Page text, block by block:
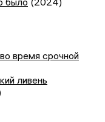
время срочной
ливень